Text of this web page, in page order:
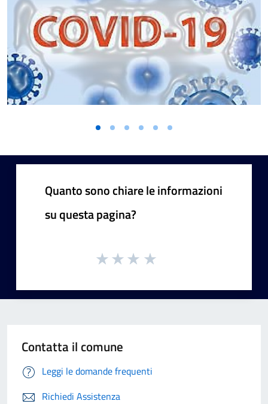
Quanto sono chiare le informazioni
su questa pagina?
Contatta il comune
Leggi le domande frequenti
Richiedi Assistenza